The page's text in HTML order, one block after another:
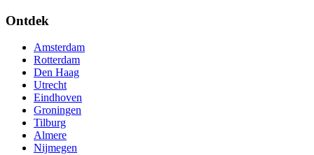
Ontdek
Amsterdam
Rotterdam
Den Haag
Utrecht
Eindhoven
Groningen
Tilburg
Almere
Nijmegen